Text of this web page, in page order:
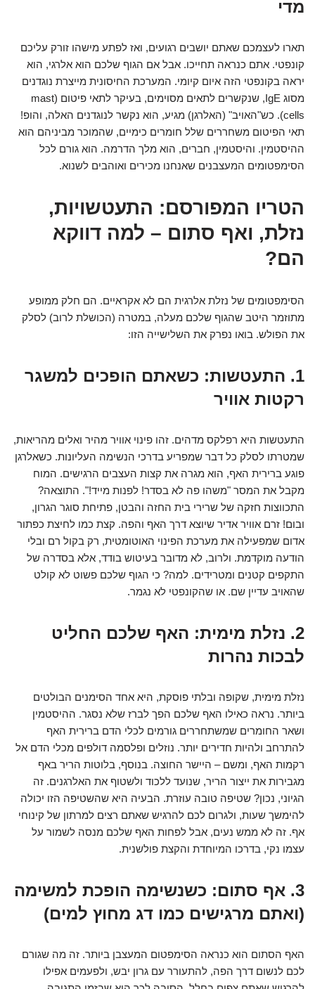
מדי
תארו לעצמכם שאתם יושבים רגועים, ואז לפתע מישהו זורק עליכם
קונפטי. אתם כנראה תחייכו. אבל אם הגוף שלכם הוא אלרגי, הוא
יראה בקונפטי הזה איום קיומי. המערכת החיסונית מייצרת נוגדנים
מסוג IgE, שנקשרים לתאים מסוימים, בעיקר לתאי פיטום (mast
cells). כש"האויב" (האלרגן) מגיע, הוא נקשר לנוגדנים האלה, והופ!
תאי הפיטום משחררים שלל חומרים כימיים, שהמוכר מביניהם הוא
ההיסטמין. והיסטמין, חברים, הוא מלך הדרמה. הוא גורם לכל
הסימפטומים המעצבנים שאנחנו מכירים ואוהבים לשנוא.
הטריו המפורסם: התעטשויות,
נזלת, ואף סתום – למה דווקא
הם?
הסימפטומים של נזלת אלרגית הם לא אקראיים. הם חלק ממופע
מתוזמר היטב שהגוף שלכם מעלה, במטרה (הכושלת לרוב) לסלק
את הפולש. בואו נפרק את השלישייה הזו:
1. התעטשות: כשאתם הופכים למשגר
רקטות אוויר
התעטשות היא רפלקס מדהים. זהו פינוי אוויר מהיר ואלים מהריאות,
שמטרתו לסלק כל דבר שמפריע בדרכי הנשימה העליונות. כשאלרגן
פוגע ברירית האף, הוא מגרה את קצות העצבים הרגישים. המוח
מקבל את המסר "משהו פה לא בסדר! לפנות מייד!". התוצאה?
התכווצות חזקה של שרירי בית החזה והבטן, פתיחת סוגר הגרון,
ובום! זרם אוויר אדיר שיוצא דרך האף והפה. קצת כמו לחיצת כפתור
אדום שמפעילה את מערכת הפינוי האוטומטית, רק בקול רם ובלי
הודעה מוקדמת. ולרוב, לא מדובר בעיטוש בודד, אלא בסדרה של
התקפים קטנים ומטרידים. למה? כי הגוף שלכם פשוט לא קולט
שהאויב עדיין שם. או שהקונפטי לא נגמר.
2. נזלת מימית: האף שלכם החליט
לבכות נהרות
נזלת מימית, שקופה ובלתי פוסקת, היא אחד הסימנים הבולטים
ביותר. נראה כאילו האף שלכם הפך לברז שלא נסגר. ההיסטמין
ושאר החומרים שמשתחררים גורמים לכלי הדם ברירית האף
להתרחב ולהיות חדירים יותר. נוזלים ופלסמה דולפים מכלי הדם אל
רקמות האף, ומשם – היישר החוצה. בנוסף, בלוטות הריר באף
מגבירות את ייצור הריר, שנועד ללכוד ולשטוף את האלרגנים. זה
הגיוני, נכון? שטיפה טובה עוזרת. הבעיה היא שהשטיפה הזו יכולה
להימשך שעות, ולגרום לכם להרגיש שאתם רצים למרתון של קינוחי
אף. זה לא ממש נעים, אבל לפחות האף שלכם מנסה לשמור על
עצמו נקי, בדרכו המיוחדת והקצת פולשנית.
3. אף סתום: כשנשימה הופכת למשימה
(ואתם מרגישים כמו דג מחוץ למים)
האף הסתום הוא כנראה הסימפטום המעצבן ביותר. זה מה שגורם
לכם לנשום דרך הפה, להתעורר עם גרון יבש, ולפעמים אפילו